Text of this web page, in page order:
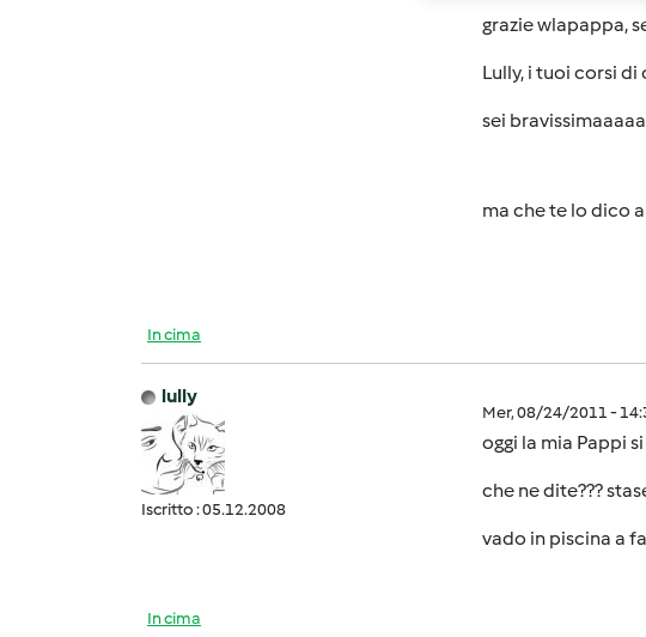
grazie wlapappa,
Lully, i tuoi corsi di
sei
ma che te lo dico a
In cima
lully
Iscritto : 05.12.2008
Mer, 08/24/2011 -
oggi la mia Pappi
che ne dite???
vado in piscina a
In cima